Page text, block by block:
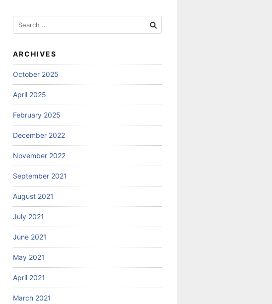
Search
for:
ARCHIVES
October 2025
April 2025
February 2025
December 2022
November 2022
September 2021
August 2021
July 2021
June 2021
May 2021
April 2021
March 2021